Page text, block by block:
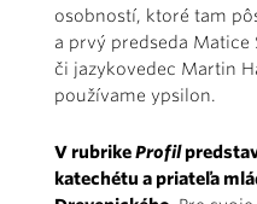
osobností, ktoré tam
a prvý predseda Matice
či jazykovedec Martin
používame ypsilon.
V rubrikeProfil
katechétu a priateľa